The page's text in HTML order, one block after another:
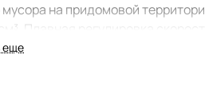
на придомовой
Плавная регулировка
эффективную очистку даже
снизить
еще